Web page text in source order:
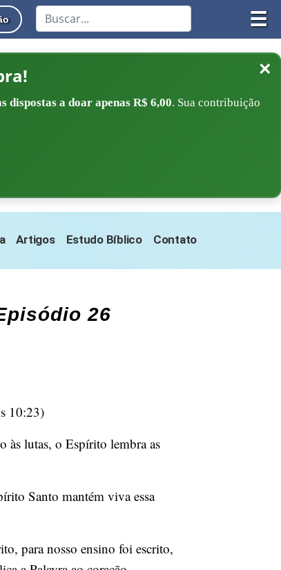
☰
×
dispostas a doar apenas R$ 6,00. Sua contribuição
Artigos Estudo Bíblico Contato
26
10:23)
às lutas, o Espírito lembra as
Santo mantém viva essa
para nosso ensino foi escrito,